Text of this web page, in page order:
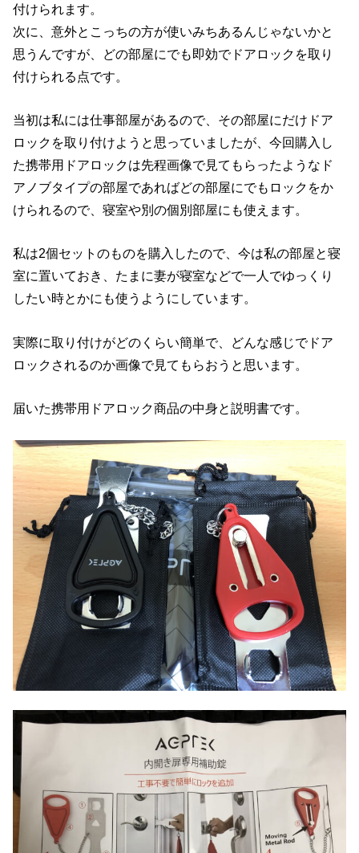
付けられます。
次に、意外とこっちの方が使いみちあるんじゃないかと
思うんですが、どの部屋にでも即効でドアロックを取り
付けられる点です。
当初は私には仕事部屋があるので、その部屋にだけドア
ロックを取り付けようと思っていましたが、今回購入し
た携帯用ドアロックは先程画像で見てもらったようなド
アノブタイプの部屋であればどの部屋にでもロックをか
けられるので、寝室や別の個別部屋にも使えます。
私は2個セットのものを購入したので、今は私の部屋と寝
室に置いておき、たまに妻が寝室などで一人でゆっくり
したい時とかにも使うようにしています。
実際に取り付けがどのくらい簡単で、どんな感じでドア
ロックされるのか画像で見てもらおうと思います。
届いた携帯用ドアロック商品の中身と説明書です。